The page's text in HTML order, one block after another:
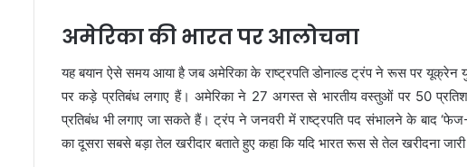
अमेरिका की भारत पर आलोचना
यह बयान ऐसे समय आया है जब अमेरिका के राष्ट्रपति डोनाल्ड ट्रंप ने रूस पर यूक्रेन
पर कड़े प्रतिबंध लगाए हैं। अमेरिका ने 27 अगस्त से भारतीय वस्तुओं पर 50
प्रतिबंध भी लगाए जा सकते हैं। ट्रंप ने जनवरी में राष्ट्रपति पद संभालने के बाद
का दूसरा सबसे बड़ा तेल खरीदार बताते हुए कहा कि यदि भारत रूस से तेल खरीदना